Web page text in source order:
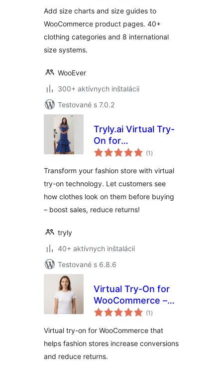
Add size charts and size guides to
WooCommerce product pages. 40+
clothing categories and 8 international
size systems.
WooEver
300+ aktívnych inštalácií
Testované s 7.0.2
Tryly.ai Virtual Try-
On for
WooCommerce
(1 celkové
hodnotenie
)
Transform your fashion store with virtual
try-on technology. Let customers see
how clothes look on them before buying
– boost sales, reduce returns!
tryly
40+ aktívnych inštalácií
Testované s 6.8.6
Virtual Try-On for
WooCommerce –
Preview AI
(1 celkové
hodnotenie
)
Virtual try-on for WooCommerce that
helps fashion stores increase conversions
and reduce returns.